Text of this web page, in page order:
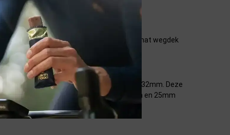
is voor een prestatieband.
op zowel droog zomer-asfalt als op een nat wegdek
beschikbaar in 28mm, 30mm en zelfs 32mm. Deze
blijft de band ook gewoon in 23mm en 25mm